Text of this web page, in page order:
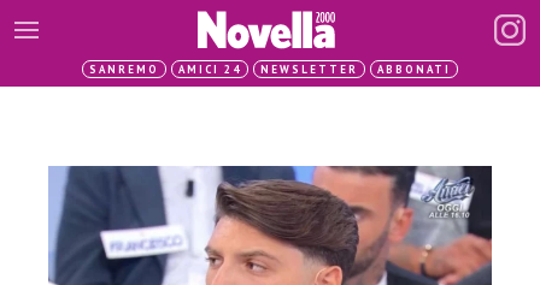
SANREMO AMICI 24 NEWSLETTER ABBONATI